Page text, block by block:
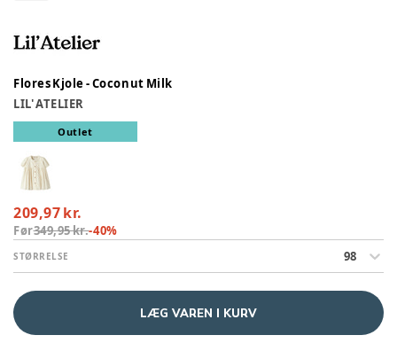
Flores Kjole - Coconut Milk
LIL' ATELIER
Outlet
209,97 kr.
Før349,95 kr.-40%
STØRRELSE 98
LÆG VAREN I KURV